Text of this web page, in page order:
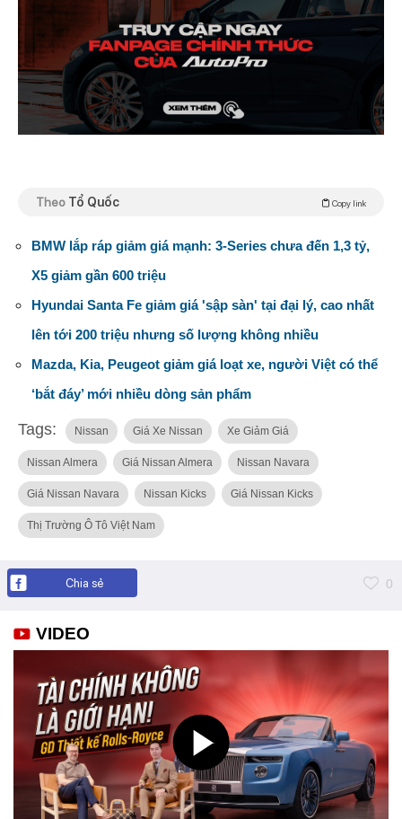
Theo Tổ Quốc Copy link
BMW lắp ráp giảm giá mạnh: 3-Series chưa đến 1,3 tỷ,
X5 giảm gần 600 triệu
Hyundai Santa Fe giảm giá 'sập sàn' tại đại lý, cao nhất
lên tới 200 triệu nhưng số lượng không nhiều
Mazda, Kia, Peugeot giảm giá loạt xe, người Việt có thể
‘bắt đáy’ mới nhiều dòng sản phẩm
Tags: Nissan Giá Xe Nissan Xe Giảm Giá
Nissan Almera Giá Nissan Almera Nissan Navara
Giá Nissan Navara Nissan Kicks Giá Nissan Kicks
Thị Trường Ô Tô Việt Nam
Chia sẻ 0
VIDEO